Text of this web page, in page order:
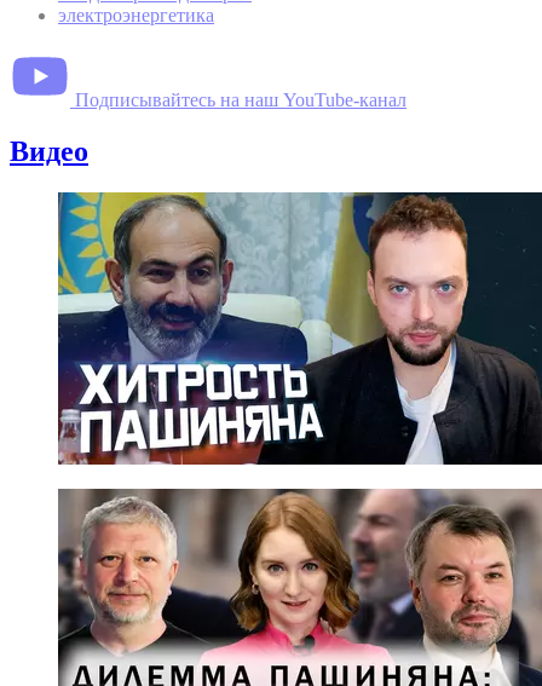
электроэнергетика
Подписывайтесь на наш YouTube-канал
Видео